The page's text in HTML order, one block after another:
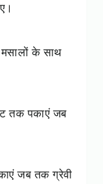
के साथ
तक पकाएं जब
जब तक ग्रेवी